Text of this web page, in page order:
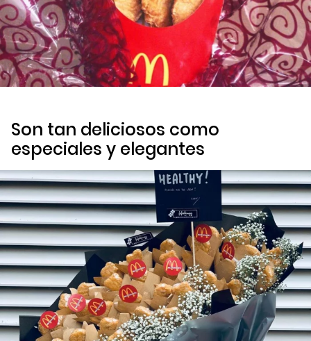
Son tan deliciosos como
especiales y elegantes